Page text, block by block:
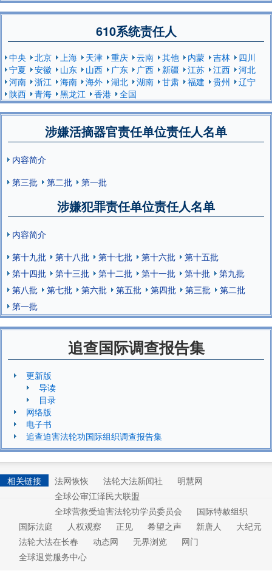
610系统责任人
中央 北京 上海 天津 重庆 云南 其他 内蒙 吉林
四川
宁夏
安徽 山东 山西 广东 广西 新疆 江苏 江西
河北
河南
浙江 海南 海外 湖北 湖南 甘肃 福建 贵州
辽宁
陕西
青海 黑龙江 香港 全国
涉嫌活摘器官责任单位责任人名单
内容简介
第三批
第二批 第一批
涉嫌犯罪责任单位责任人名单
内容简介
第十九批
第十八批 第十七批 第十六批
第十五批
第十四批
第十三批 第十二批 第十一批 第十批
第九批
第八批
第七批 第六批 第五批 第四批 第三批
第二批
第一批
追查国际调查报告集
更新版
导读
目录
网络版
电子书
追查迫害法轮功国际组织调查报告集
相关链接 法网恢恢 法轮大法新闻社
明慧网
全球公审江泽民大联盟
全球营救受迫害法轮功学员委员会
国际特赦组织
国际法庭
人权观察 正见 希望之声 新唐人
大纪元
法轮大法在长春
动态网 无界浏览
网门
全球退党服务中心